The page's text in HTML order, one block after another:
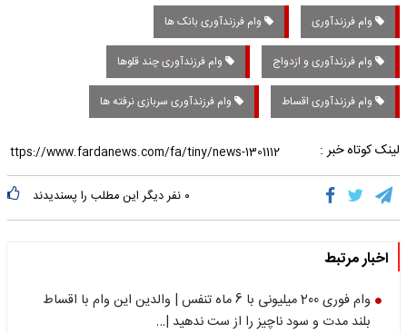
وام فرزندآوری وام فرزندآوری بانک ها
وام فرزندآوری و ازدواج‌ وام فرزندآوری چند قلوها
وام فرزندآوری اقساط وام فرزندآوری سربازی نرفته ها
لینک کوتاه خبر :
۰ نفر دیگر این مطلب را پسندیدند
اخبار مرتبط
وام فوری 200 میلیونی با 6 ماه تنفس | والدین این وام با اقساط
بلند مدت و سود ناچیز را از ست ندهید |…